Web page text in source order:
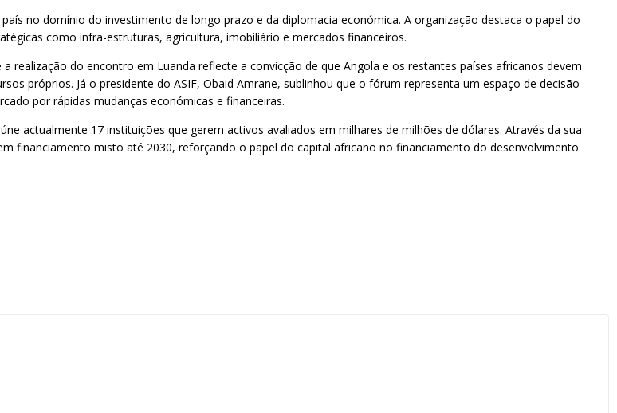
no domínio do investimento de longo prazo e da diplomacia económica. A organização destaca o papel do
como infra-estruturas, agricultura, imobiliário e mercados financeiros.
realização do encontro em Luanda reflecte a convicção de que Angola e os restantes países africanos devem
próprios. Já o presidente do ASIF, Obaid Amrane, sublinhou que o fórum representa um espaço de decisão
por rápidas mudanças económicas e financeiras.
actualmente 17 instituições que gerem activos avaliados em milhares de milhões de dólares. Através da sua
financiamento misto até 2030, reforçando o papel do capital africano no financiamento do desenvolvimento